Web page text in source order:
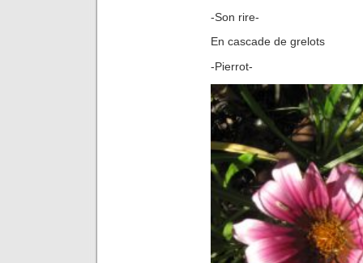
-Son rire-
En cascade de grelots
-Pierrot-